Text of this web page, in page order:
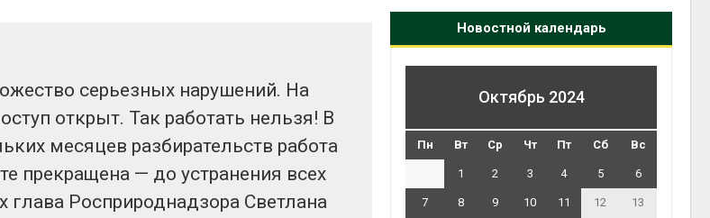
серьезных нарушений. На
открыт. Так работать нельзя! В
месяцев разбирательств работа
прекращена — до устранения всех
Росприроднадзора Светлана
Новостной календарь
Октябрь 2024
Пн Вт Ср Чт Пт Сб Вс
1 2 3 4 5 6
7 8 9 10 11 12 13